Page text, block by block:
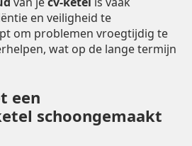
en veiligheid te
om problemen vroegtijdig te
wat op de lange termijn
een
schoongemaakt